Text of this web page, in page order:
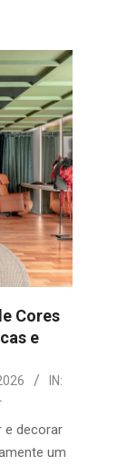
Cores
e
IN:
e decorar
um